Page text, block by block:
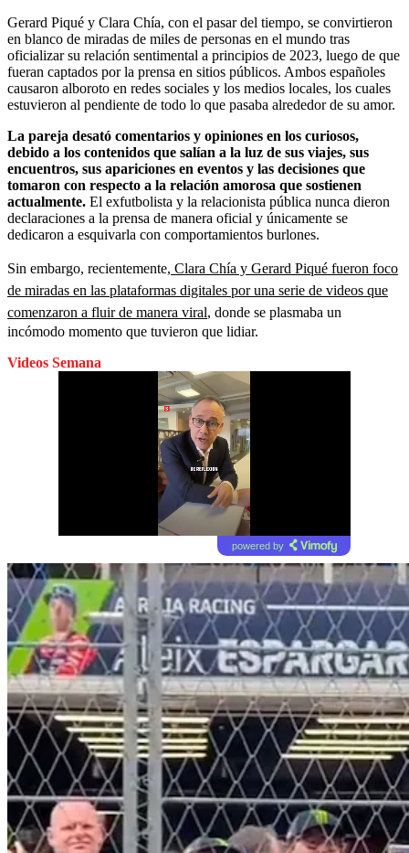
Gerard Piqué y Clara Chía, con el pasar del tiempo, se convirtieron
en blanco de miradas de miles de personas en el mundo tras
oficializar su relación sentimental a principios de 2023, luego de que
fueran captados por la prensa en sitios públicos. Ambos españoles
causaron alboroto en redes sociales y los medios locales, los cuales
estuvieron al pendiente de todo lo que pasaba alrededor de su amor.
La pareja desató comentarios y opiniones en los curiosos,
debido a los contenidos que salían a la luz de sus viajes, sus
encuentros, sus apariciones en eventos y las decisiones que
tomaron con respecto a la relación amorosa que sostienen
actualmente. El exfutbolista y la relacionista pública nunca dieron
declaraciones a la prensa de manera oficial y únicamente se
dedicaron a esquivarla con comportamientos burlones.
Sin embargo, recientemente, Clara Chía y Gerard Piqué fueron foco
de miradas en las plataformas digitales por una serie de videos que
comenzaron a fluir de manera viral, donde se plasmaba un
incómodo momento que tuvieron que lidiar.
Videos Semana
powered by